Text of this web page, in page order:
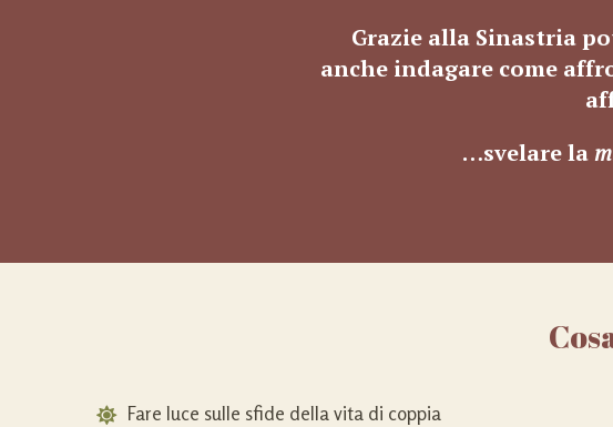
Grazie alla Sinastria
anche indagare come
…svelare la
Fare luce sulle sfide della vita di coppia